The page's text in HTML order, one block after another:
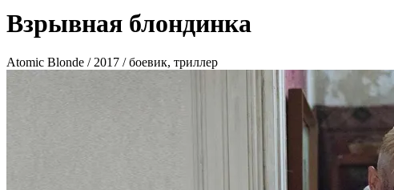
Взрывная блондинка
Atomic Blonde / 2017 / боевик, триллер